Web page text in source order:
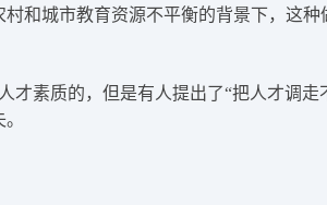
和城市教育资源不平衡的背景下，这种
素质的，但是有人提出了“把人才调走